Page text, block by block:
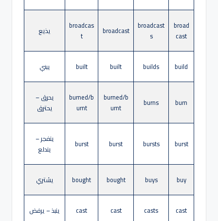
broad
cast
broadcast
s
broadcast
broadcas
t
يذيع
build
builds
built
built يبني
burn
burns
burned/b
urnt
burned/b
urnt
يحرق –
يحترق
burst
bursts
burst
burst
ينفجر –
يندلع
buy
buys
bought
bought يشتري
cast
casts
cast
cast ينبذ – يرفض